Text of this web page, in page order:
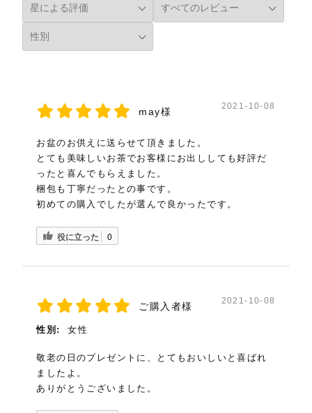
may様 2021-10-08
お盆のお供えに送らせて頂きました。
とても美味しいお茶でお客様にお出ししても好評だ
ったと喜んでもらえました。
梱包も丁寧だったとの事です。
初めての購入でしたが選んで良かったです。
役に立った 0
ご購入者様 2021-10-08
性別: 女性
敬老の日のプレゼントに、とてもおいしいと喜ばれ
ましたよ。
ありがとうございました。